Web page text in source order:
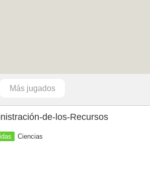
Más jugados
de-los-Recursos
Ciencias